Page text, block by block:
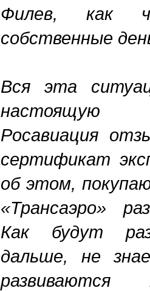
Филев, как
собственные
Вся эта
настоящую
Росавиация
сертификат
об этом,
«Трансаэро»
Как будут
дальше, не
развиваются